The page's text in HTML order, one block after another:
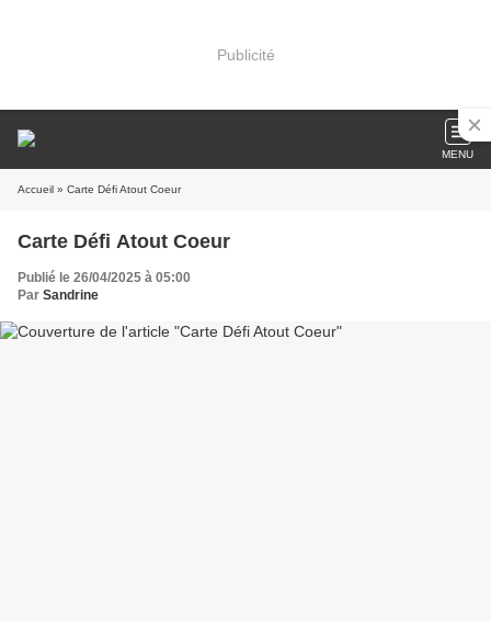
Publicité
MENU
Accueil » Carte Défi Atout Coeur
Carte Défi Atout Coeur
Publié le 26/04/2025 à 05:00
Par Sandrine